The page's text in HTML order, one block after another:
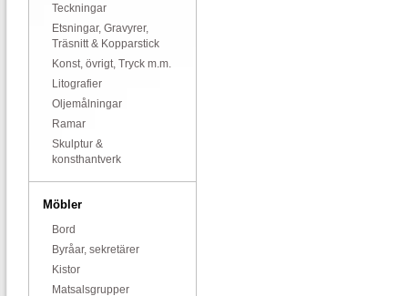
Teckningar
Etsningar, Gravyrer,
Träsnitt & Kopparstick
Konst, övrigt, Tryck m.m.
Litografier
Oljemålningar
Ramar
Skulptur &
konsthantverk
Möbler
Bord
Byråar, sekretärer
Kistor
Matsalsgrupper